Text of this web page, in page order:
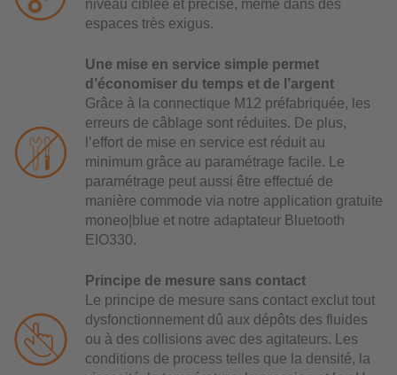
niveau ciblée et précise, même dans des
espaces très exigus.
Une mise en service simple permet
d’économiser du temps et de l’argent
Grâce à la connectique M12 préfabriquée, les
erreurs de câblage sont réduites. De plus,
l’effort de mise en service est réduit au
minimum grâce au paramétrage facile. Le
paramétrage peut aussi être effectué de
manière commode via notre application gratuite
moneo|blue et notre adaptateur Bluetooth
EIO330.
Principe de mesure sans contact
Le principe de mesure sans contact exclut tout
dysfonctionnement dû aux dépôts des fluides
ou à des collisions avec des agitateurs. Les
conditions de process telles que la densité, la